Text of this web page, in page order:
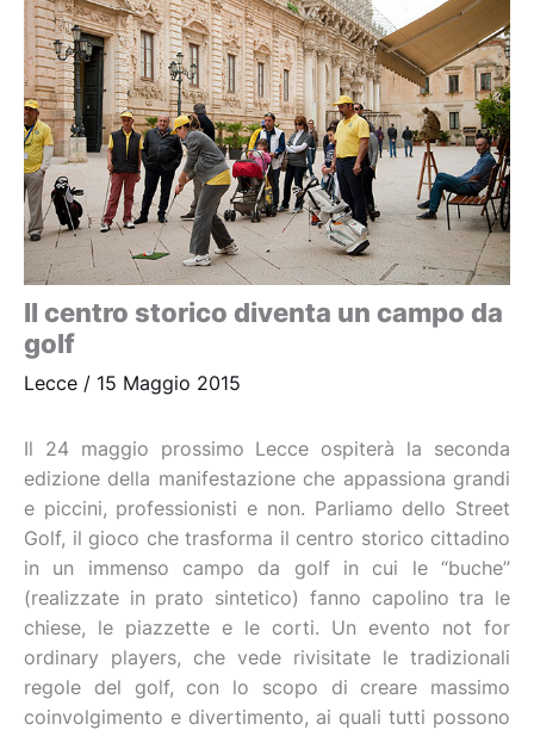
Il centro storico diventa un campo da
golf
Lecce / 15 Maggio 2015
Il 24 maggio prossimo Lecce ospiterà la seconda
edizione della manifestazione che appassiona grandi
e piccini, professionisti e non. Parliamo dello Street
Golf, il gioco che trasforma il centro storico cittadino
in un immenso campo da golf in cui le “buche”
(realizzate in prato sintetico) fanno capolino tra le
chiese, le piazzette e le corti. Un evento not for
ordinary players, che vede rivisitate le tradizionali
regole del golf, con lo scopo di creare massimo
coinvolgimento e divertimento, ai quali tutti possono